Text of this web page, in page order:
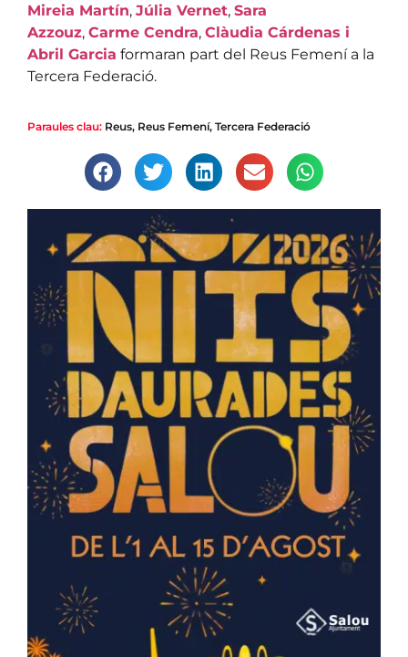
Mireia Martín, Júlia Vernet, Sara
Azzouz, Carme Cendra, Clàudia Cárdenas i
Abril Garcia formaran part del Reus Femení a la
Tercera Federació.
Paraules clau: Reus, Reus Femení, Tercera Federació